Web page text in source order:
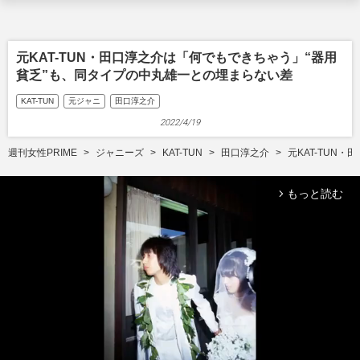
元KAT-TUN・田口淳之介は「何でもできちゃう」“器用
貧乏”も、同タイプの中丸雄一との埋まらない差
KAT-TUN 元ジャニ 田口淳之介
2022/4/19
週刊女性PRIME ジャニーズ KAT-TUN 田口淳之介 元KAT-TUN・
arrow_forward_ios もっと読む